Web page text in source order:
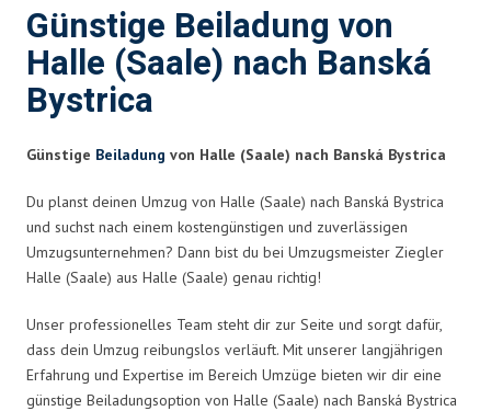
Günstige Beiladung von
Halle (Saale) nach Banská
Bystrica
Günstige Beiladung von Halle (Saale) nach Banská Bystrica
Du planst deinen Umzug von Halle (Saale) nach Banská Bystrica
und suchst nach einem kostengünstigen und zuverlässigen
Umzugsunternehmen? Dann bist du bei Umzugsmeister Ziegler
Halle (Saale) aus Halle (Saale) genau richtig!
Unser professionelles Team steht dir zur Seite und sorgt dafür,
dass dein Umzug reibungslos verläuft. Mit unserer langjährigen
Erfahrung und Expertise im Bereich Umzüge bieten wir dir eine
günstige Beiladungsoption von Halle (Saale) nach Banská Bystrica